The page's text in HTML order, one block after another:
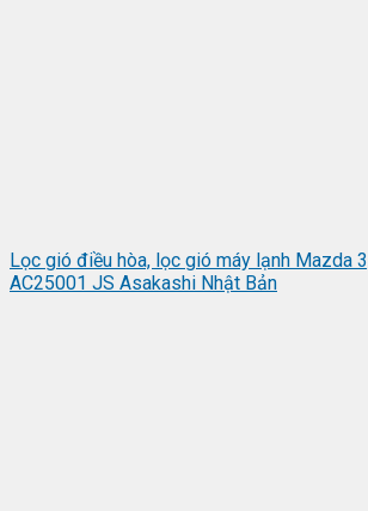
Lọc gió điều hòa, lọc gió máy lạnh Mazda
AC25001 JS Asakashi Nhật Bản